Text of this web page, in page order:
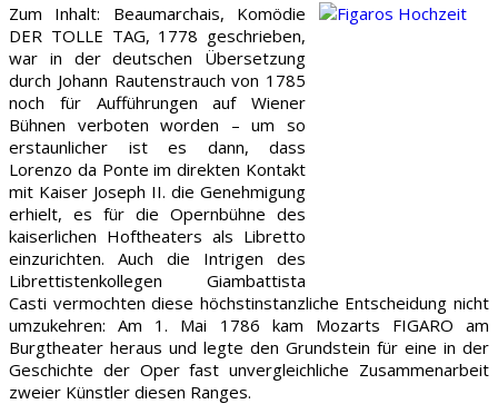
Zum Inhalt: Beaumarchais, Komödie
DER TOLLE TAG, 1778 geschrieben,
war in der deutschen Übersetzung
durch Johann Rautenstrauch von 1785
noch für Aufführungen auf Wiener
Bühnen verboten worden – um so
erstaunlicher ist es dann, dass
Lorenzo da Ponte im direkten Kontakt
mit Kaiser Joseph II. die Genehmigung
erhielt, es für die Opernbühne des
kaiserlichen Hoftheaters als Libretto
einzurichten. Auch die Intrigen des
Librettistenkollegen Giambattista
Casti vermochten diese höchstinstanzliche Entscheidung nicht
umzukehren: Am 1. Mai 1786 kam Mozarts FIGARO am
Burgtheater heraus und legte den Grundstein für eine in der
Geschichte der Oper fast unvergleichliche Zusammenarbeit
zweier Künstler diesen Ranges.